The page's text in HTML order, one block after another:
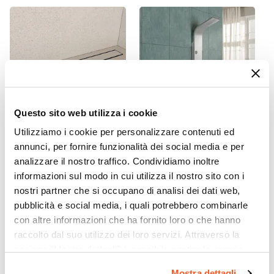
Questo sito web utilizza i cookie
Utilizziamo i cookie per personalizzare contenuti ed
annunci, per fornire funzionalità dei social media e per
analizzare il nostro traffico. Condividiamo inoltre
informazioni sul modo in cui utilizza il nostro sito con i
nostri partner che si occupano di analisi dei dati web,
pubblicità e social media, i quali potrebbero combinarle
con altre informazioni che ha fornito loro o che hanno
raccolto dal suo utilizzo dei loro servizi. Attraverso la
73,4 cm
Su lato a scelta
Vetro temperato
Finitura Anta
Trasparente
Anticalcare
Si
Spessore Anta
6 mm
Materiale Profilo
Canalina doccia 50 cm
cover piastrellabile in
acciaio inox - Stiletto
€ 56,00
Pannello doccia in acciaio
inox con soffione
idromassaggio - Luxury
€ 182,00